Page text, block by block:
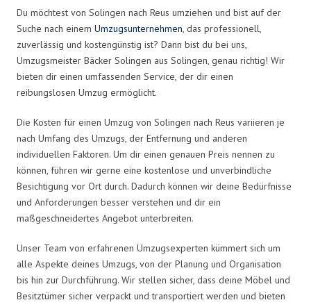
Du möchtest von Solingen nach Reus umziehen und bist auf der
Suche nach einem Umzugsunternehmen, das professionell,
zuverlässig und kostengünstig ist? Dann bist du bei uns,
Umzugsmeister Bäcker Solingen aus Solingen, genau richtig! Wir
bieten dir einen umfassenden Service, der dir einen
reibungslosen Umzug ermöglicht.
Die Kosten für einen Umzug von Solingen nach Reus variieren je
nach Umfang des Umzugs, der Entfernung und anderen
individuellen Faktoren. Um dir einen genauen Preis nennen zu
können, führen wir gerne eine kostenlose und unverbindliche
Besichtigung vor Ort durch. Dadurch können wir deine Bedürfnisse
und Anforderungen besser verstehen und dir ein
maßgeschneidertes Angebot unterbreiten.
Unser Team von erfahrenen Umzugsexperten kümmert sich um
alle Aspekte deines Umzugs, von der Planung und Organisation
bis hin zur Durchführung. Wir stellen sicher, dass deine Möbel und
Besitztümer sicher verpackt und transportiert werden und bieten